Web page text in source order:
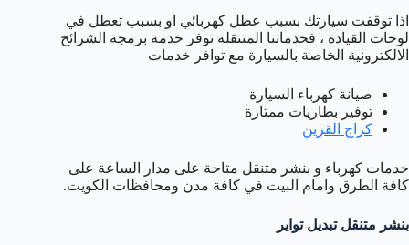
اذا توقفت سيارتك بسبب عطل كهربائي او بسبب تعطل في
لوحات القيادة ، فخدماتنا المتنقلة توفر خدمة برمجة الشرائح
الالكترونية الخاصة بالسيارة مع توافر خدمات
صيانة كهرباء السيارة
توفير بطاريات ممتازة
كراج القرين
خدمات كهرباء و بنشر متنقل متاحة على مدار الساعة على
كافة الطرق وامام البيت في كافة مدن ومحافظات الكويت.
بنشر متنقل تبديل تواير